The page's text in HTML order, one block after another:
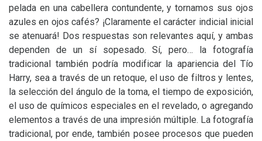
pelada en una cabellera contundente, y tornamos sus ojos
azules en ojos cafés? ¡Claramente el carácter indicial inicial
se atenuará! Dos respuestas son relevantes aquí, y ambas
dependen de un sí sopesado. Sí, pero… la fotografía
tradicional también podría modificar la apariencia del Tío
Harry, sea a través de un retoque, el uso de filtros y lentes,
la selección del ángulo de la toma, el tiempo de exposición,
el uso de químicos especiales en el revelado, o agregando
elementos a través de una impresión múltiple. La fotografía
tradicional, por ende, también posee procesos que pueden